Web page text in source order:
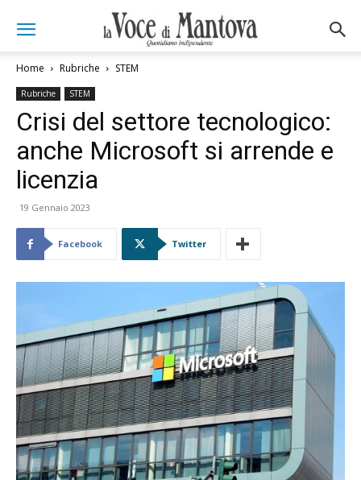
Home Rubriche STEM
Rubriche STEM
Crisi del settore tecnologico:
anche Microsoft si arrende e
licenzia
19 Gennaio 2023
Facebook Twitter